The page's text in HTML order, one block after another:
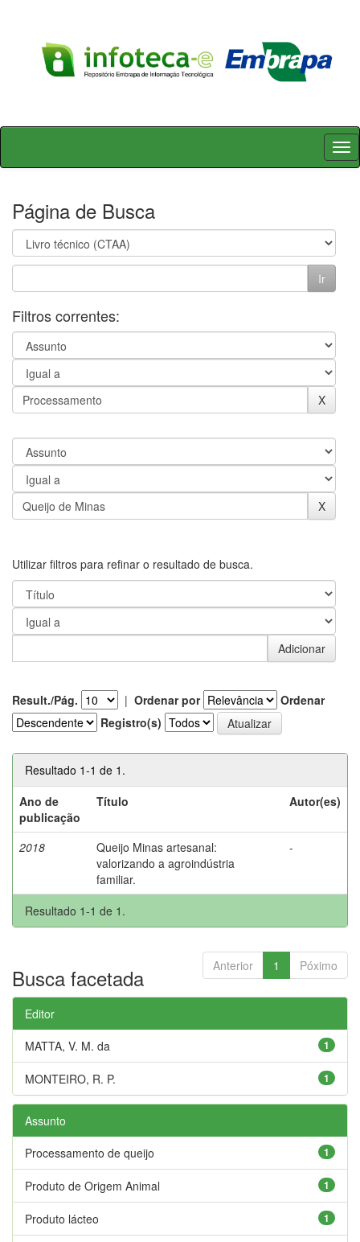
Skip
Página de Busca
Filtros correntes:
Utilizar filtros para refinar o resultado de busca.
Result./Pág. | Ordenar por
Ordenar
Registro(s)
Resultado 1-1 de 1.
Ano de
publicação
Título Autor(es)
2018
Queijo Minas artesanal:
valorizando a agroindústria
familiar.
-
Resultado 1-1 de 1.
Anterior 1 Póximo
Busca facetada
Editor
1
MATTA, V. M. da
1
MONTEIRO, R. P.
Assunto
1
Processamento de queijo
1
Produto de Origem Animal
1
Produto lácteo